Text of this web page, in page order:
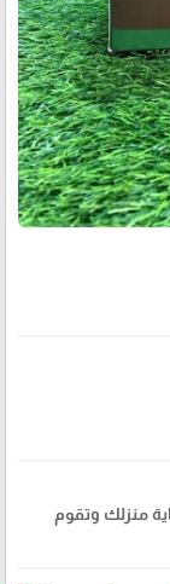
منزلك وتقوم